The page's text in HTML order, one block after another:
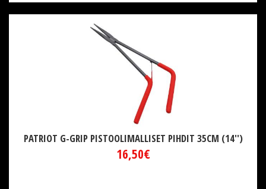
PATRIOT G-GRIP PISTOOLIMALLISET PIHDIT 35CM (14'')
16,50€